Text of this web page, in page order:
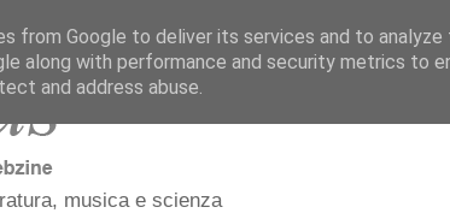
musica e scienza
from Google to deliver its services and to analyze
along with performance and security metrics to
and address abuse.